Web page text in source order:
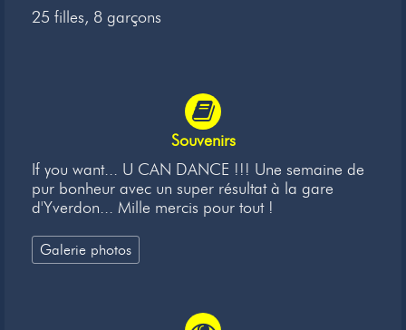
25 filles, 8 garçons
Souvenirs
If you want... U CAN DANCE !!! Une semaine de
pur bonheur avec un super résultat à la gare
d'Yverdon... Mille mercis pour tout !
Galerie photos